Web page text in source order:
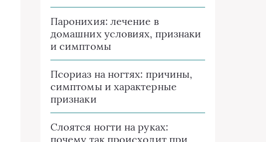
Паронихия: лечение в
домашних условиях, признаки
и симптомы
Псориаз на ногтях: причины,
симптомы и характерные
признаки
Слоятся ногти на руках:
почему так происходит при